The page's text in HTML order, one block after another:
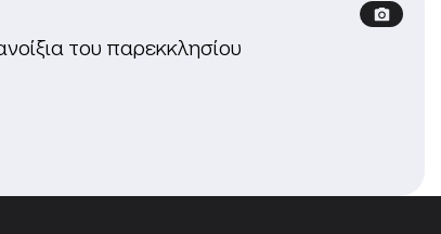
του παρεκκλησίου